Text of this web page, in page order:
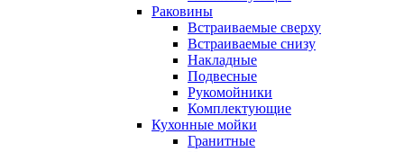
Раковины
Встраиваемые сверху
Встраиваемые снизу
Накладные
Подвесные
Рукомойники
Комплектующие
Кухонные мойки
Гранитные